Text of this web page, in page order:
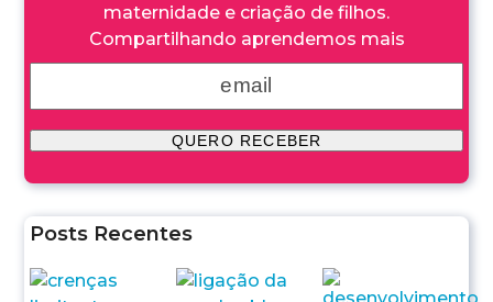
maternidade e criação de filhos.
Compartilhando aprendemos mais
Posts Recentes